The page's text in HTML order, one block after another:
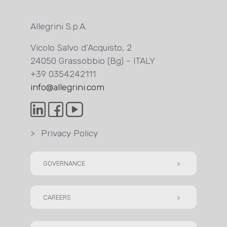
Allegrini S.p.A.
Vicolo Salvo d’Acquisto, 2
24050 Grassobbio (Bg) - ITALY
+39 0354242111
info@allegrini.com
> Privacy Policy
GOVERNANCE >
CAREERS >